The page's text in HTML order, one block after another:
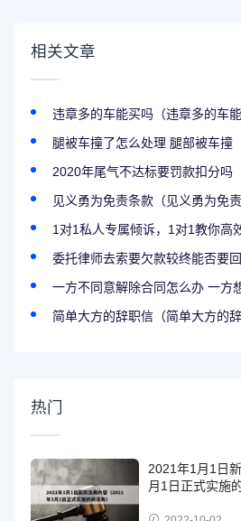
相关文章
违章多的车能买吗（违章多的车
腿被车撞了怎么处理 腿部被车撞
2020年尾气不达标要罚款扣分吗
见义勇为免责条款（见义勇为免
1对1私人专属倾诉，1对1教你高
委托律师去索要欠款较终能否要
一方不同意解除合同怎么办 一方
简单大方的辞职信（简单大方的
热门
2021年1月1日
月1日正式实施